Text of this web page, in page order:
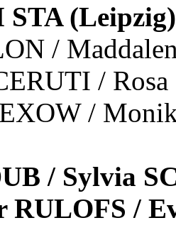
/
/
/
/ Sylvia
RULOFS /